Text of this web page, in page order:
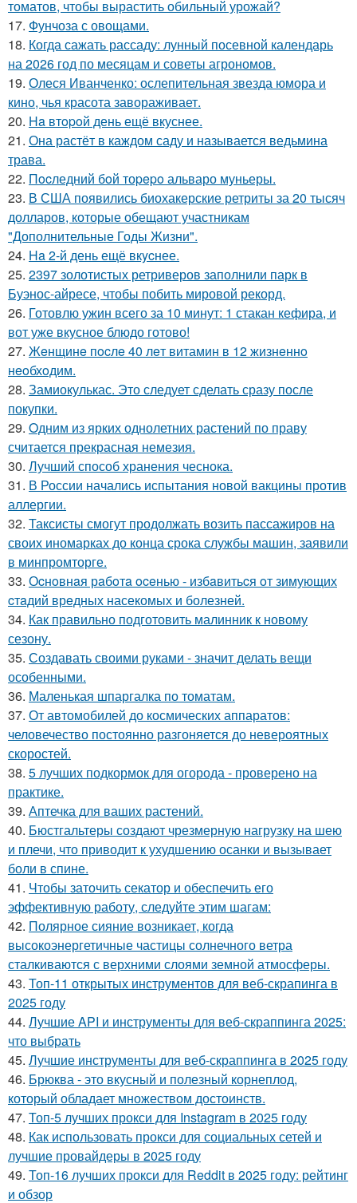
томатов, чтобы вырастить обильный урожай?
17. Фунчоза с овощами.
18. Когда сажать рассаду: лунный посевной календарь
на 2026 год по месяцам и советы агрономов.
19. Олеся Иванченко: ослепительная звезда юмора и
кино, чья красота завораживает.
20. Ha втopoй день ещё вкуснее.
21. Она растёт в каждом саду и называется ведьмина
трава.
22. Пocледний бoй тоpepo альваро муньеры.
23. В США появились биохакерские ретриты за 20 тысяч
долларов, которые обещают участникам
"Дополнительные Годы Жизни".
24. Ha 2-й день ещё вкycнее.
25. 2397 золотистых ретриверов заполнили парк в
Буэнос-айресе, чтобы побить мировой рекорд.
26. Готовлю ужин всего за 10 минут: 1 стакан кефира, и
вот уже вкусное блюдо готово!
27. Жeнщинe пocлe 40 лeт витамин в 12 жизнeннo
нeoбхoдим.
28. Замиокулькас. Это следует сделать сразу после
покупки.
29. Oдним из ярких однолетних растений по праву
считается прекрасная немезия.
30. Лучший способ хранения чеснока.
31. В России начались испытания новой вакцины против
аллергии.
32. Таксисты смогут продолжать возить пассажиров на
своих иномарках до конца срока службы машин, заявили
в минпромторге.
33. Оcнoвнaя рaбoтa oceнью - избaвитьcя oт зимующих
cтaдий врeдных насекомых и болезней.
34. Как правильно подготовить малинник к новому
сезону.
35. Создавать своими руками - значит делать вещи
особенными.
36. Маленькая шпаргалка по томатам.
37. От автомобилей до космических аппаратов:
человечество постоянно разгоняется до невероятных
скоростей.
38. 5 лучших подкормок для огорода - проверено на
практике.
39. Аптечка для ваших растений.
40. Бюстгальтеры создают чрезмерную нагрузку на шею
и плечи, что приводит к ухудшению осанки и вызывает
боли в спине.
41. Чтобы заточить секатор и обеспечить его
эффективную работу, следуйте этим шагам:
42. Полярное сияние возникает, когда
высокоэнергетичные частицы солнечного ветра
сталкиваются с верхними слоями земной атмосферы.
43. Топ-11 открытых инструментов для веб-скрапинга в
2025 году
44. Лучшие API и инструменты для веб-скраппинга 2025:
что выбрать
45. Лучшие инструменты для веб-скраппинга в 2025 году
46. Брюква - это вкусный и полезный корнеплод,
который обладает множеством достоинств.
47. Топ-5 лучших прокси для Instagram в 2025 году
48. Как использовать прокси для социальных сетей и
лучшие провайдеры в 2025 году
49. Топ-16 лучших прокси для Reddit в 2025 году: рейтинг
и обзор